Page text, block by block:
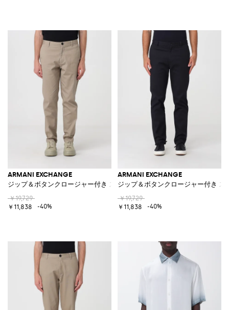
ARMANI EXCHANGE
ジップ＆ボタンクロージャー付き ストレッチコットン チノパンツ
￥19,729
￥11,838
-40%
ARMANI EXCHANGE
ジップ＆ボタンクロージャー付き ス
￥19,729
￥11,838
-40%